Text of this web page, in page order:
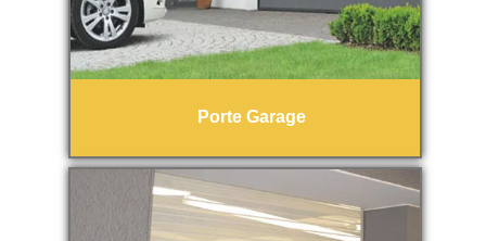
Porte Garage